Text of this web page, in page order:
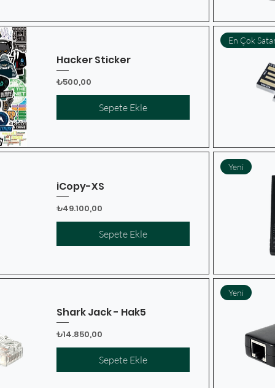
Hacker Sticker
Fiyat
₺500,00
Sepete Ekle
En Çok
iCopy-XS
Fiyat
₺49.100,00
Sepete Ekle
Yeni
Shark Jack - Hak5
Fiyat
₺14.850,00
Sepete Ekle
Yeni